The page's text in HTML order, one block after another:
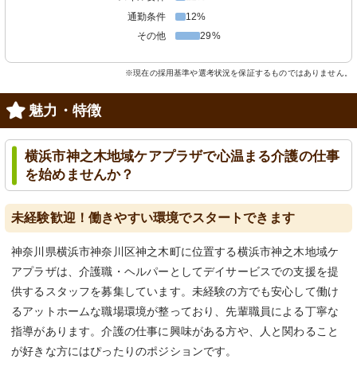
通勤条件
12%
その他
29%
※現在の採用基準や選考状況を保証するものではありません。
魅力・特徴
横浜市神之木地域ケアプラザで心温まる介護の仕事
を始めませんか？
未経験歓迎！働きやすい環境でスタートできます
神奈川県横浜市神奈川区神之木町に位置する横浜市神之木地域ケ
アプラザは、介護職・ヘルパーとしてデイサービスでの支援を提
供するスタッフを募集しています。未経験の方でも安心して働け
るアットホームな職場環境が整っており、先輩職員による丁寧な
指導があります。介護の仕事に興味がある方や、人と関わること
が好きな方にはぴったりのポジションです。